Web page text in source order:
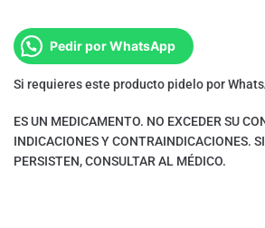
Pedir por WhatsApp
Si requieres este producto pidelo por
ES UN MEDICAMENTO. NO EXCEDER SU
INDICACIONES Y CONTRAINDICACIONES.
PERSISTEN, CONSULTAR AL MÉDICO.